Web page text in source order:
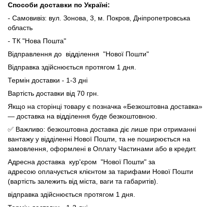
Способи доставки по Україні:
- Самовивіз: вул. Зонова, 3, м. Покров, Дніпропетровська
область
- ТК "Нова Пошта"
Відправлення до відділення "Нової Пошти"
Відправка здійснюється протягом 1 дня.
Термін доставки - 1-3 дні
Вартість доставки від 70 грн.
Якщо на сторінці товару є позначка «Безкоштовна доставка»
— доставка на відділення буде безкоштовною.
✅ Важливо: безкоштовна доставка діє лише при отриманні
вантажу у відділенні Нової Пошти, та не поширюється на
замовлення, оформлені в Оплату Частинами або в кредит.
Адресна доставка кур'єром "Нової Пошти" за
адресою оплачується клієнтом за тарифами Нової Пошти
(вартість залежить від міста, ваги та габаритів).
відправка здійснюється протягом 1 дня.